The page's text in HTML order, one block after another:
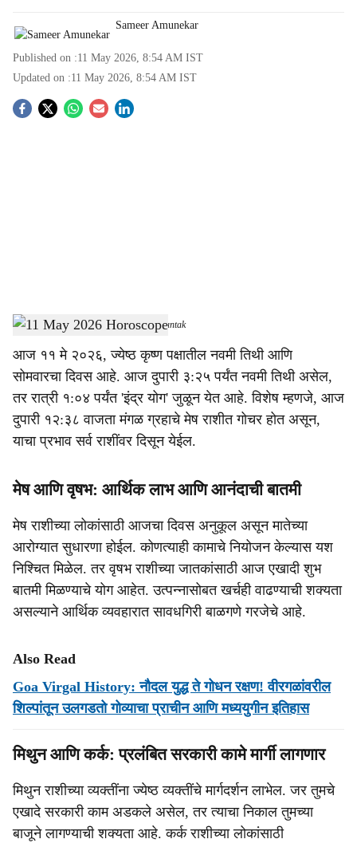
Sameer Amunekar
Published on :11 May 2026, 8:54 AM IST
Updated on :11 May 2026, 8:54 AM IST
S
a
r
e
11 May 2026 Horoscope -Dainik Gomantak
आज ११ मे २०२६, ज्येष्ठ कृष्ण पक्षातील नवमी तिथी आणि
सोमवारचा दिवस आहे. आज दुपारी ३:२५ पर्यंत नवमी तिथी असेल,
तर रात्री १:०४ पर्यंत 'इंद्र योग' जुळून येत आहे. विशेष म्हणजे, आज
दुपारी १२:३८ वाजता मंगळ ग्रहाचे मेष राशीत गोचर होत असून,
याचा प्रभाव सर्व राशींवर दिसून येईल.
मेष आणि वृषभ: आर्थिक लाभ आणि आनंदाची बातमी
मेष राशीच्या लोकांसाठी आजचा दिवस अनुकूल असून मातेच्या
आरोग्यात सुधारणा होईल. कोणत्याही कामाचे नियोजन केल्यास यश
निश्चित मिळेल. तर वृषभ राशीच्या जातकांसाठी आज एखादी शुभ
बातमी मिळण्याचे योग आहेत. उत्पन्नासोबत खर्चही वाढण्याची शक्यता
असल्याने आर्थिक व्यवहारात सावधगिरी बाळगणे गरजेचे आहे.
Also Read
Goa Virgal History: नौदल युद्ध ते गोधन रक्षण! वीरगळांवरील
शिल्पांतून उलगडतो गोव्याचा प्राचीन आणि मध्ययुगीन इतिहास
मिथुन आणि कर्क: प्रलंबित सरकारी कामे मार्गी लागणार
मिथुन राशीच्या व्यक्तींना ज्येष्ठ व्यक्तींचे मार्गदर्शन लाभेल. जर तुमचे
एखादे सरकारी काम अडकले असेल, तर त्याचा निकाल तुमच्या
बाजूने लागण्याची शक्यता आहे. कर्क राशीच्या लोकांसाठी